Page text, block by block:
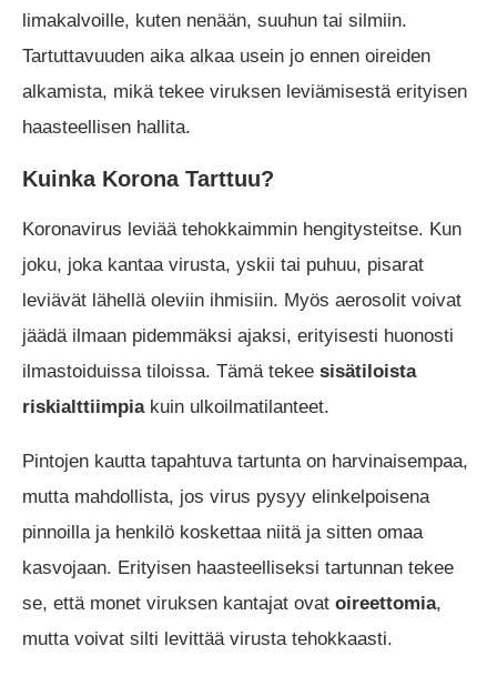
limakalvoille, kuten nenään, suuhun tai silmiin.
Tartuttavuuden aika alkaa usein jo ennen oireiden
alkamista, mikä tekee viruksen leviämisestä erityisen
haasteellisen hallita.
Kuinka Korona Tarttuu?
Koronavirus leviää tehokkaimmin hengitysteitse. Kun
joku, joka kantaa virusta, yskii tai puhuu, pisarat
leviävät lähellä oleviin ihmisiin. Myös aerosolit voivat
jäädä ilmaan pidemmäksi ajaksi, erityisesti huonosti
ilmastoiduissa tiloissa. Tämä tekee sisätiloista
riskialttiimpiakuin ulkoilmatilanteet.
Pintojen kautta tapahtuva tartunta on harvinaisempaa,
mutta mahdollista, jos virus pysyy elinkelpoisena
pinnoilla ja henkilö koskettaa niitä ja sitten omaa
kasvojaan. Erityisen haasteelliseksi tartunnan tekee
se, että monet viruksen kantajat ovat oireettomia,
mutta voivat silti levittää virusta tehokkaasti.